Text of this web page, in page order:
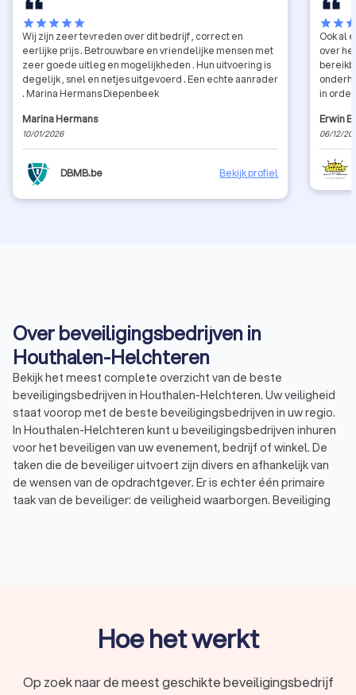
starstarstarstarstar
Wij zijn zeer tevreden over dit bedrijf , correct en
eerlijke prijs . Betrouwbare en vriendelijke mensen met
zeer goede uitleg en mogelijkheden . Hun uitvoering is
degelijk , snel en netjes uitgevoerd . Een echte aanrader
. Marina Hermans Diepenbeek
Marina Hermans
10/01/2026
DBMB.be Bekijk profiel
starstar
Ook al
over
in orde.
Erwin
06/12/
Over beveiligingsbedrijven in
Houthalen-Helchteren
Bekijk het meest complete overzicht van de beste
beveiligingsbedrijven in Houthalen-Helchteren. Uw veiligheid
staat voorop met de beste beveiligingsbedrijven in uw regio.
In Houthalen-Helchteren kunt u beveiligingsbedrijven inhuren
voor het beveiligen van uw evenement, bedrijf of winkel. De
taken die de beveiliger uitvoert zijn divers en afhankelijk van
de wensen van de opdrachtgever. Er is echter één primaire
taak van de beveiliger: de veiligheid waarborgen. Beveiliging
omstandigheden en afwijkend gedrag van bezoekers.
de veiligheid van een persoon, vaak een VIP. Wanneer
Hoe het werkt
Op zoek naar de meest geschikte beveiligingsbedrijf